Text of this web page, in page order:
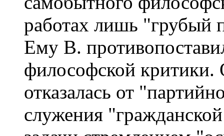
работах лишь "грубый
Ему В.
философской критики.
отказалась от
служения